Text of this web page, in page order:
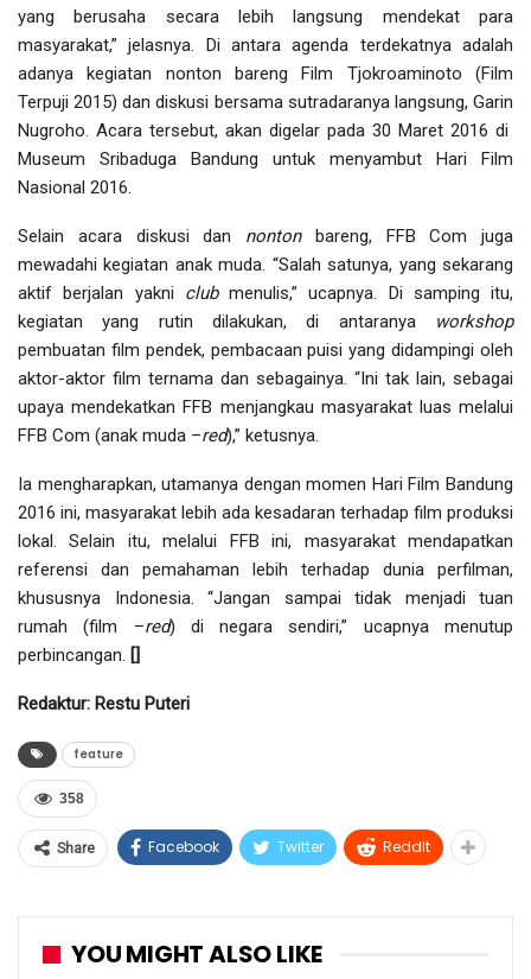
yang berusaha secara lebih langsung mendekat para
masyarakat,” jelasnya. Di antara agenda terdekatnya adalah
adanya kegiatan nonton bareng Film Tjokroaminoto (Film
Terpuji 2015) dan diskusi bersama sutradaranya langsung, Garin
Nugroho. Acara tersebut, akan digelar pada 30 Maret 2016 di
Museum Sribaduga Bandung untuk menyambut Hari Film
Nasional 2016.
Selain acara diskusi dan nontonbareng, FFB Com juga
mewadahi kegiatan anak muda. “Salah satunya, yang sekarang
aktif berjalan yakni clubmenulis,” ucapnya. Di samping itu,
kegiatan yang rutin dilakukan, di antaranya
workshop
pembuatan film pendek, pembacaan puisi yang didampingi oleh
aktor-aktor film ternama dan sebagainya. “Ini tak lain, sebagai
upaya mendekatkan FFB menjangkau masyarakat luas melalui
FFB Com (anak muda –red),” ketusnya.
Ia mengharapkan, utamanya dengan momen Hari Film Bandung
2016 ini, masyarakat lebih ada kesadaran terhadap film produksi
lokal. Selain itu, melalui FFB ini, masyarakat mendapatkan
referensi dan pemahaman lebih terhadap dunia perfilman,
khususnya Indonesia. “Jangan sampai tidak menjadi tuan
rumah (film –red) di negara sendiri,” ucapnya menutup
perbincangan. []
Redaktur: Restu Puteri
feature
358
Share Facebook Twitter ReddIt
YOU MIGHT ALSO LIKE